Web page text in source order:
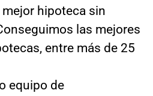
hipoteca sin
las mejores
entre más de 25
equipo de